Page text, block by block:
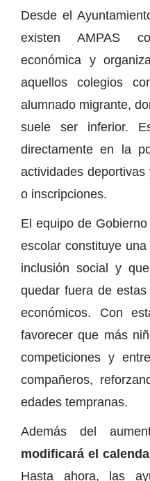
Desde el
existen AMPAS
económica y
aquellos colegios
alumnado migrante,
suele ser inferior.
directamente en la
actividades
o inscripciones.
El equipo de
escolar constituye
inclusión social y
quedar fuera de
económicos. Con
favorecer que más
competiciones y
compañeros,
edades tempranas.
Además del
modificará el
Hasta ahora, las